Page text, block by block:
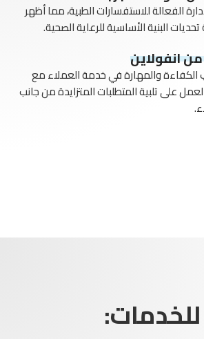
من الإدارة الفعالة للاستفسارات الطبية، مما أظهر
البنية الأساسية للرعاية الصحية.
انفولاين
والمهارة في خدمة العملاء مع
على تلبية المتطلبات المتزايدة من جانب